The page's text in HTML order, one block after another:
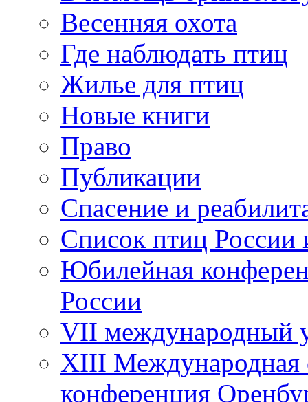
Весенняя охота
Где наблюдать птиц
Жилье для птиц
Новые книги
Право
Публикации
Спасение и
Список птиц России
Юбилейная
России
VII международный
XIII Международная
конференция